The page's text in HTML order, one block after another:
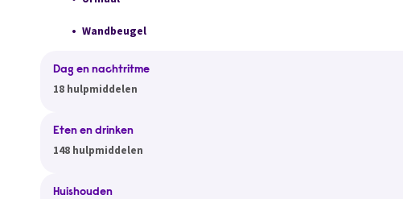
Wandbeugel
Dag en nachtritme
18 hulpmiddelen
Eten en drinken
148 hulpmiddelen
Huishouden